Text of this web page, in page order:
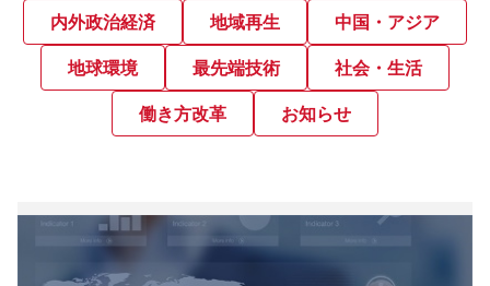
内外政治経済 地域再生 中国・アジア
地球環境 最先端技術 社会・生活
働き方改革 お知らせ